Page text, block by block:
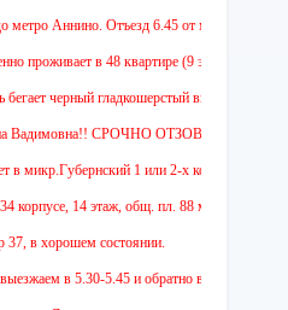
Аннино. Отъезд 6.45 от
в 48 квартире (9 этаж ул Земская д
черный гладкошерстый высокий пес
СРОЧНО ОТЗОВИТЕСЬ.
1 или 2-х комнатную
14 этаж, общ. пл. 88 м. Цена 4,4 млн.
хорошем состоянии.
в 5.30-5.45 и обратно в 18.00 с Анино